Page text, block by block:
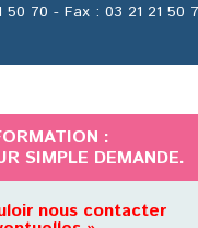
70 - Fax : 03 21 21 50
:
SIMPLE DEMANDE.
nous contacter